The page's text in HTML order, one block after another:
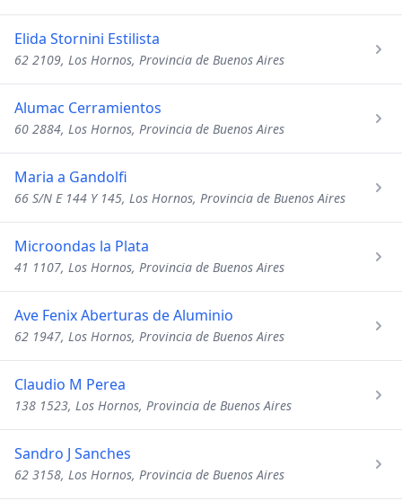
Elida Stornini Estilista
62 2109, Los Hornos, Provincia de Buenos Aires
Alumac Cerramientos
60 2884, Los Hornos, Provincia de Buenos Aires
Maria a Gandolfi
66 S/N E 144 Y 145, Los Hornos, Provincia de Buenos Aires
Microondas la Plata
41 1107, Los Hornos, Provincia de Buenos Aires
Ave Fenix Aberturas de Aluminio
62 1947, Los Hornos, Provincia de Buenos Aires
Claudio M Perea
138 1523, Los Hornos, Provincia de Buenos Aires
Sandro J Sanches
62 3158, Los Hornos, Provincia de Buenos Aires